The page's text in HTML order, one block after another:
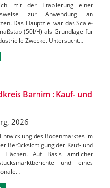
mit der Etablierung einer
zur Anwendung an
Das Hauptziel war das Scale-
(50l/H) als Grundlage für
Zwecke. Untersucht…
Barnim : Kauf- und
2026
des Bodenmarktes im
Berücksichtigung der Kauf- und
Flächen. Auf Basis amtlicher
und eines